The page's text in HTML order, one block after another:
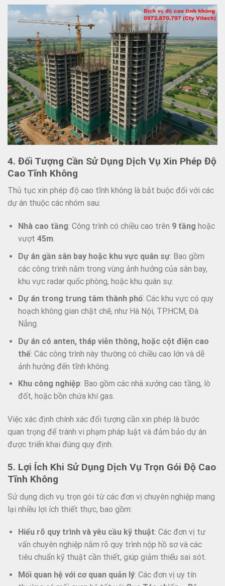
4. Đối Tượng Cần Sử Dụng Dịch Vụ Xin Phép Độ
Cao Tĩnh Không
Thủ tục xin phép độ cao tĩnh không là bắt buộc đối với các
dự án thuộc các nhóm sau:
Nhà cao tầng: Công trình có chiều cao trên 9 tầng hoặc
vượt 45m.
Dự án gần sân bay hoặc khu vực quân sự: Bao gồm
các công trình nằm trong vùng ảnh hưởng của sân bay,
khu vực radar quốc phòng, hoặc khu quân sự.
Dự án trong trung tâm thành phố: Các khu vực có quy
hoạch không gian chặt chẽ, như Hà Nội, TP.HCM, Đà
Nẵng.
Dự án có anten, tháp viễn thông, hoặc cột điện cao
thế: Các công trình này thường có chiều cao lớn và dễ
ảnh hưởng đến tĩnh không.
Khu công nghiệp: Bao gồm các nhà xưởng cao tầng, lò
đốt, hoặc bồn chứa khí gas.
Việc xác định chính xác đối tượng cần xin phép là bước
quan trọng để tránh vi phạm pháp luật và đảm bảo dự án
được triển khai đúng quy định.
5. Lợi Ích Khi Sử Dụng Dịch Vụ Trọn Gói Độ Cao
Tĩnh Không
Sử dụng dịch vụ trọn gói từ các đơn vị chuyên nghiệp mang
lại nhiều lợi ích thiết thực, bao gồm:
Hiểu rõ quy trình và yêu cầu kỹ thuật: Các đơn vị tư
vấn chuyên nghiệp nắm rõ quy trình nộp hồ sơ và các
tiêu chuẩn kỹ thuật cần thiết, giúp giảm thiểu sai sót.
Mối quan hệ với cơ quan quản lý: Các đơn vị uy tín